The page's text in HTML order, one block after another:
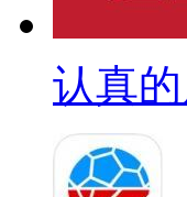
认真